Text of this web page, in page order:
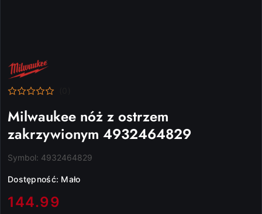
NAZWA
PRODUCENTA:
MILWAUKEE
Milwaukee nóż z ostrzem
zakrzywionym 4932464829
Symbol: 4932464829
Dostępność: Mało
cena:
144.99